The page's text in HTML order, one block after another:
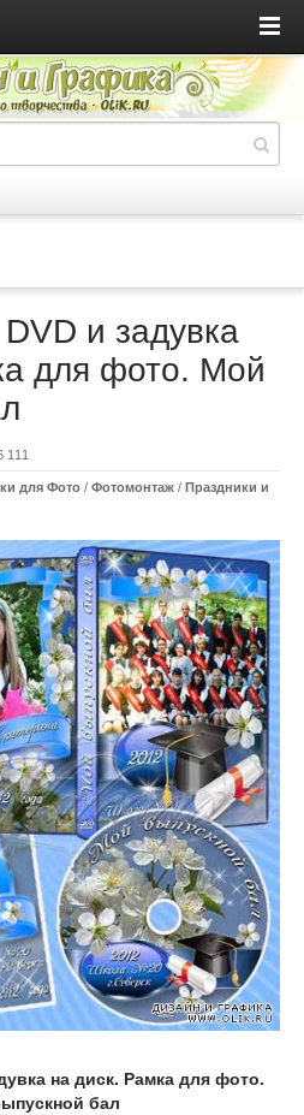
и задувка
для фото. Мой
111
для Фото / Фотомонтаж / Праздники и
на диск. Рамка для фото.
бал